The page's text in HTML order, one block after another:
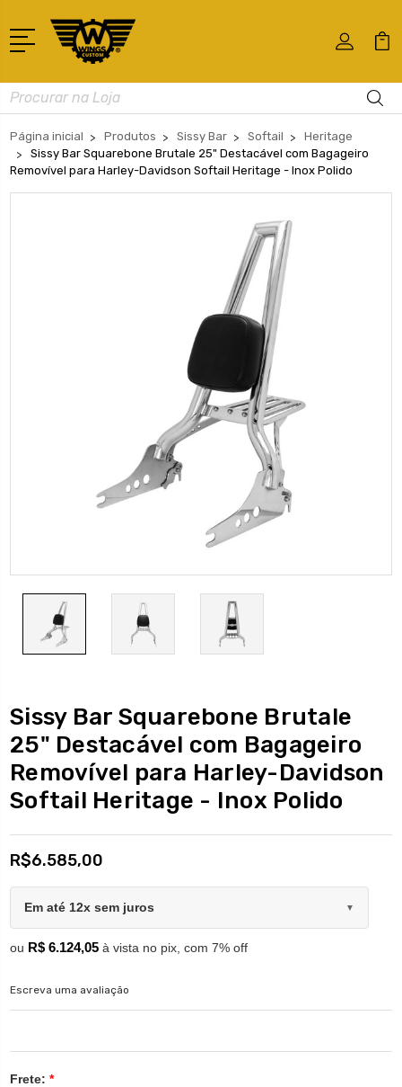
Busca
Página inicial Produtos Sissy Bar Softail
Heritage
Sissy Bar Squarebone Brutale 25" Destacável com Bagageiro
Removível para Harley-Davidson Softail Heritage - Inox Polido
Sissy Bar Squarebone Brutale
25" Destacável com Bagageiro
Removível para Harley-Davidson
Softail Heritage - Inox Polido
R$6.585,00
Em até 12x sem juros ▼
ou R$ 6.124,05 à vista no pix, com 7% off
Escreva uma avaliação
Frete: *